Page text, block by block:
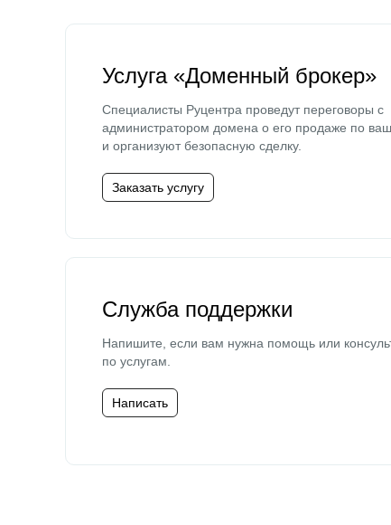
Услуга «Доменный брокер»
Специалисты Руцентра проведут переговоры с
администратором домена о его продаже по
и организуют безопасную сделку.
Заказать услугу
Служба поддержки
Напишите, если вам нужна помощь или
по услугам.
Написать